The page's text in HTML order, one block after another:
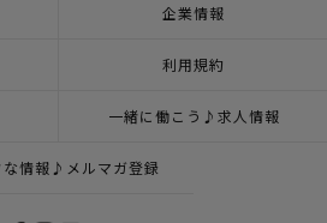
企業情報
利用規約
一緒に働こう♪求人情報
な情報♪メルマガ登録